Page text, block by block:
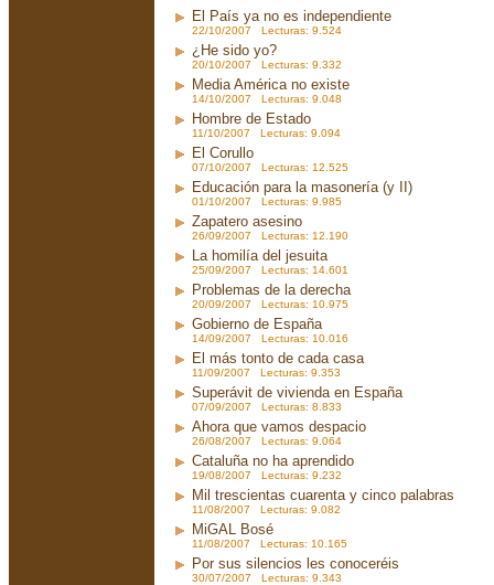
El País ya no es independiente
22/10/2007 Lecturas: 9.524
¿He sido yo?
20/10/2007 Lecturas: 9.332
Media América no existe
14/10/2007 Lecturas: 9.048
Hombre de Estado
11/10/2007 Lecturas: 9.094
El Corullo
07/10/2007 Lecturas: 12.525
Educación para la masonería (y II)
01/10/2007 Lecturas: 9.985
Zapatero asesino
26/09/2007 Lecturas: 12.190
La homilía del jesuita
25/09/2007 Lecturas: 14.601
Problemas de la derecha
20/09/2007 Lecturas: 10.975
Gobierno de España
14/09/2007 Lecturas: 10.016
El más tonto de cada casa
11/09/2007 Lecturas: 9.353
Superávit de vivienda en España
07/09/2007 Lecturas: 8.833
Ahora que vamos despacio
26/08/2007 Lecturas: 9.064
Cataluña no ha aprendido
19/08/2007 Lecturas: 9.232
Mil trescientas cuarenta y cinco palabras
11/08/2007 Lecturas: 9.082
MiGAL Bosé
11/08/2007 Lecturas: 10.165
Por sus silencios les conoceréis
30/07/2007 Lecturas: 9.343